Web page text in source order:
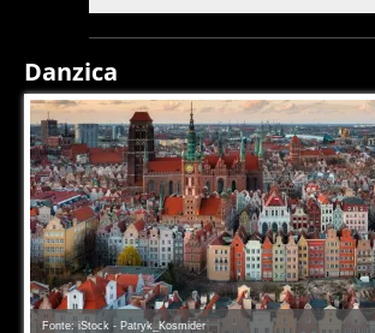
Danzica
Fonte: iStock - Patryk_Kosmider